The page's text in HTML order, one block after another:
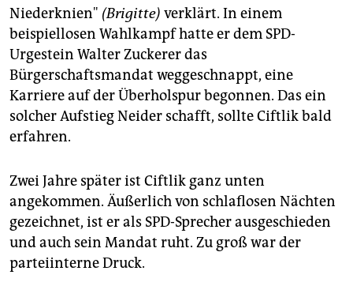
Niederknien" (Brigitte) verklärt. In einem
beispiellosen Wahlkampf hatte er dem SPD-
Urgestein Walter Zuckerer das
Bürgerschaftsmandat weggeschnappt, eine
Karriere auf der Überholspur begonnen. Das ein
solcher Aufstieg Neider schafft, sollte Ciftlik bald
erfahren.
Zwei Jahre später ist Ciftlik ganz unten
angekommen. Äußerlich von schlaflosen Nächten
gezeichnet, ist er als SPD-Sprecher ausgeschieden
und auch sein Mandat ruht. Zu groß war der
parteiinterne Druck.